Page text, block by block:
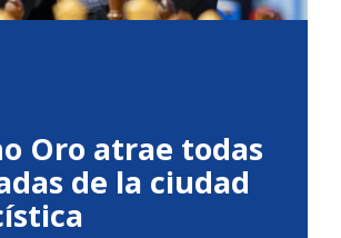
Oro atrae todas
de la ciudad